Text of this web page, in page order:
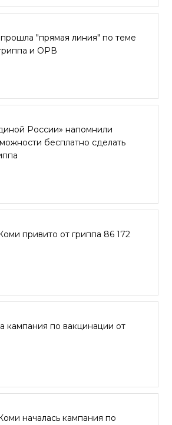
"прямая линия" по теме
и ОРВ
России» напомнили
бесплатно сделать
привито от гриппа 86 172
кампания по вакцинации от
началась кампания по